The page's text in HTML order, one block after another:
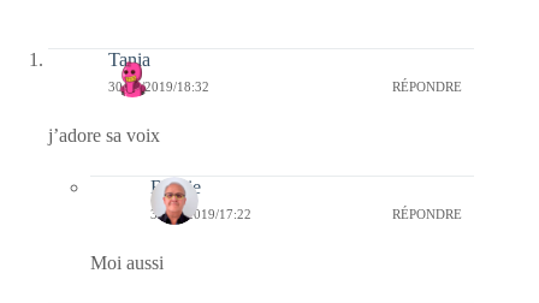
Tania
30/08/2019/18:32 RÉPONDRE
j’adore sa voix
Bernie
31/08/2019/17:22 RÉPONDRE
Moi aussi